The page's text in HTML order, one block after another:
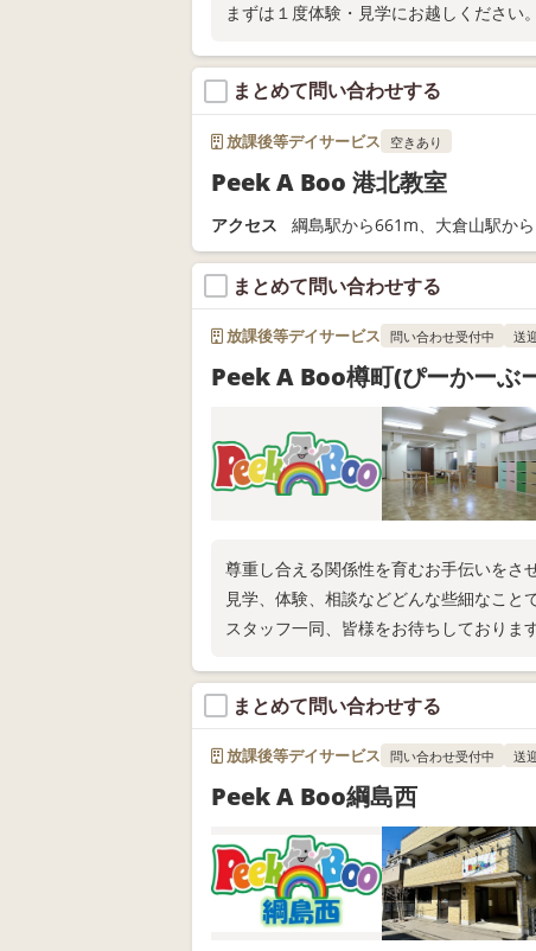
まずは１度体験・見学にお越しください。
まとめて問い合わせする
放課後等デイサービス 空きあり
Peek A Boo 港北教室
アクセス 綱島駅から661m、大倉山駅か
まとめて問い合わせする
放課後等デイサービス 問い合わせ受付中 送
Peek A Boo樽町(ぴーかーぶ
尊重し合える関係性を育むお手伝いをさ
見学、体験、相談などどんな些細なこと
スタッフ一同、皆様をお待ちしておりま
まとめて問い合わせする
放課後等デイサービス 問い合わせ受付中 送
Peek A Boo綱島西